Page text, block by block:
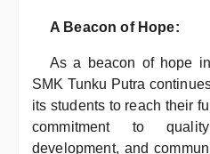
A Beacon of Hope:
As a beacon of hope
SMK Tunku Putra
its students to reach their
commitment to
development, and